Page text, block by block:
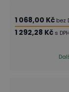
1 068,00 Kč bez
1 292,28 Kč s DPH